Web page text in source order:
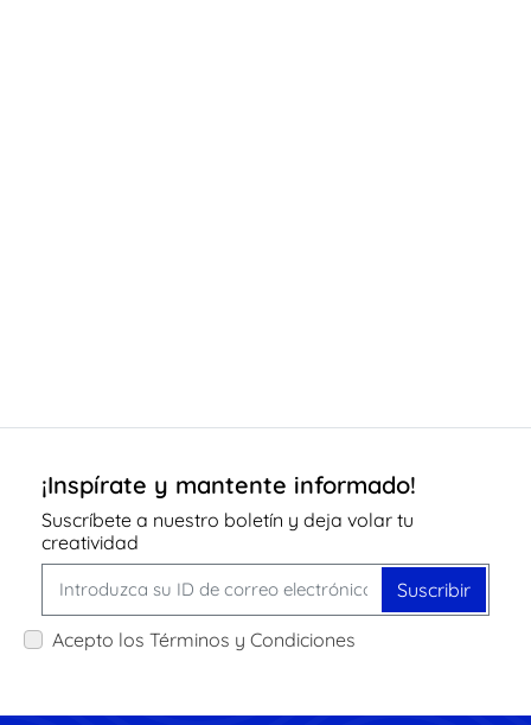
¡Inspírate y mantente informado!
Suscríbete a nuestro boletín y deja volar tu
creatividad
Suscribir
Acepto los Términos y Condiciones